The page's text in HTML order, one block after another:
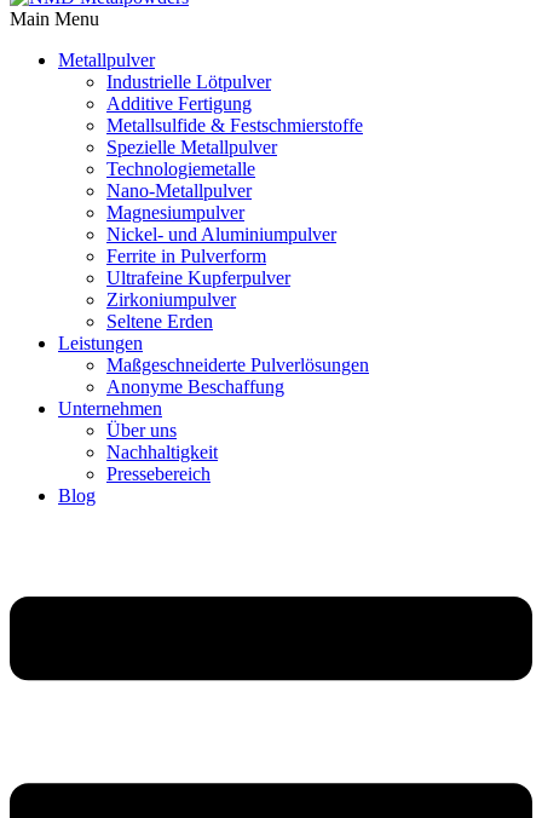
Main Menu
Metallpulver
Industrielle Lötpulver
Additive Fertigung
Metallsulfide & Festschmierstoffe
Spezielle Metallpulver
Technologiemetalle
Nano-Metallpulver
Magnesiumpulver
Nickel- und Aluminiumpulver
Ferrite in Pulverform
Ultrafeine Kupferpulver
Zirkoniumpulver
Seltene Erden
Leistungen
Maßgeschneiderte Pulverlösungen
Anonyme Beschaffung
Unternehmen
Über uns
Nachhaltigkeit
Pressebereich
Blog